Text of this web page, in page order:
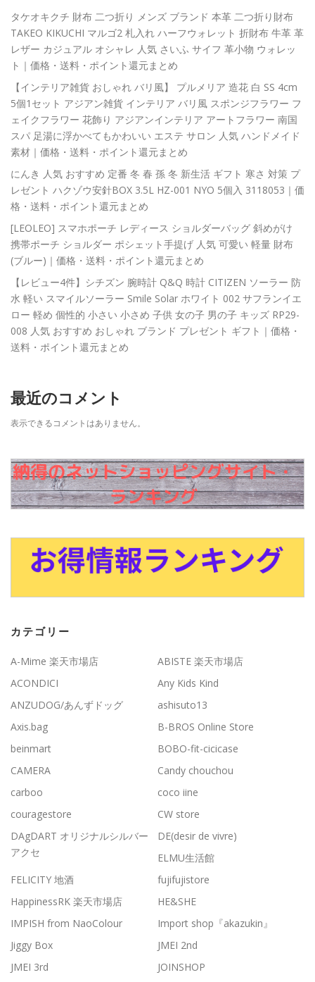
タケオキクチ 財布 二つ折り メンズ ブランド 本革 二つ折り財布
TAKEO KIKUCHI マルゴ2 札入れ ハーフウォレット 折財布 牛革 革
レザー カジュアル オシャレ 人気 さいふ サイフ 革小物 ウォレッ
ト｜価格・送料・ポイント還元まとめ
【インテリア雑貨 おしゃれ バリ風】 プルメリア 造花 白 SS 4cm
5個1セット アジアン雑貨 インテリア バリ風 スポンジフラワー フ
ェイクフラワー 花飾り アジアンインテリア アートフラワー 南国
スパ 足湯に浮かべてもかわいい エステ サロン 人気 ハンドメイド
素材｜価格・送料・ポイント還元まとめ
にんき 人気 おすすめ 定番 冬 春 孫 冬 新生活 ギフト 寒さ 対策 プ
レゼント ハクゾウ安針BOX 3.5L HZ-001 NYO 5個入 3118053｜価
格・送料・ポイント還元まとめ
[LEOLEO] スマホポーチ レディース ショルダーバッグ 斜めがけ
携帯ポーチ ショルダー ポシェット手提げ 人気 可愛い 軽量 財布
(ブルー)｜価格・送料・ポイント還元まとめ
【レビュー4件】シチズン 腕時計 Q&Q 時計 CITIZEN ソーラー 防
水 軽い スマイルソーラー Smile Solar ホワイト 002 サフランイエ
ロー 軽め 個性的 小さい 小さめ 子供 女の子 男の子 キッズ RP29-
008 人気 おすすめ おしゃれ ブランド プレゼント ギフト｜価格・
送料・ポイント還元まとめ
最近のコメント
表示できるコメントはありません。
カテゴリー
A-Mime 楽天市場店
ABISTE 楽天市場店
ACONDICI
Any Kids Kind
ANZUDOG/あんずドッグ
ashisuto13
Axis.bag
B-BROS Online Store
beinmart
BOBO-fit-cicicase
CAMERA
Candy chouchou
carboo
coco iine
couragestore
CW store
DAgDART オリジナルシルバー
アクセ
DE(desir de vivre)
ELMU生活館
FELICITY 地酒
fujifujistore
HappinessRK 楽天市場店
HE&SHE
IMPISH from NaoColour
Import shop『akazukin』
Jiggy Box
JMEI 2nd
JMEI 3rd
JOINSHOP